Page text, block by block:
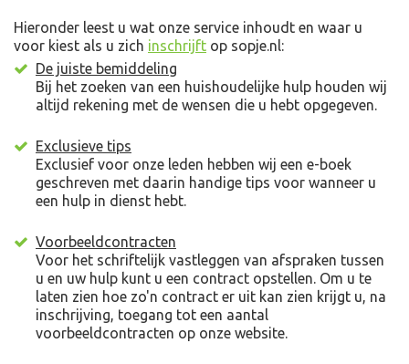
Hieronder leest u wat onze service inhoudt en waar u
voor kiest als u zich inschrijft op sopje.nl:
De juiste bemiddeling
Bij het zoeken van een huishoudelijke hulp houden wij
altijd rekening met de wensen die u hebt opgegeven.
Exclusieve tips
Exclusief voor onze leden hebben wij een e-boek
geschreven met daarin handige tips voor wanneer u
een hulp in dienst hebt.
Voorbeeldcontracten
Voor het schriftelijk vastleggen van afspraken tussen
u en uw hulp kunt u een contract opstellen. Om u te
laten zien hoe zo'n contract er uit kan zien krijgt u, na
inschrijving, toegang tot een aantal
voorbeeldcontracten op onze website.